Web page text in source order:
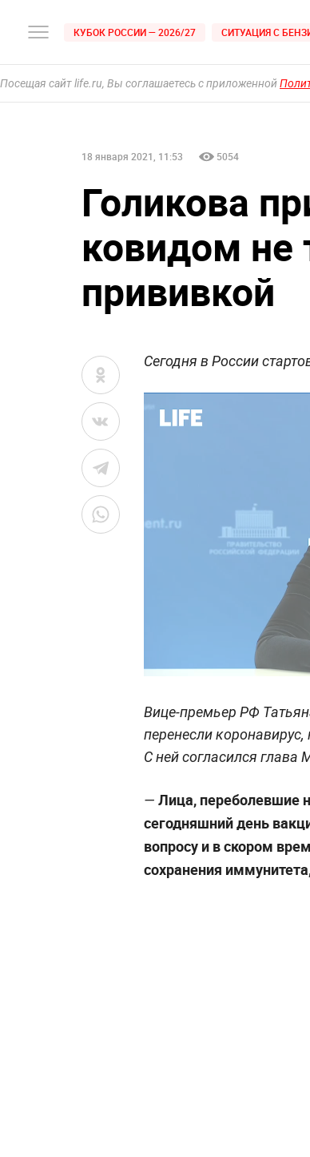
КУБОК РОССИИ — 2026/27 СИТУАЦИЯ С
Посещая сайт life.ru, Вы соглашаетесь с приложенной
18 января 2021, 11:53 5054
Голикова
ковидом не
прививкой
Сегодня в России
Вице-премьер РФ
перенесли коронавирус,
С ней согласился
— Лица, переболевшие
сегодняшний день
вопросу и в скором
сохранения